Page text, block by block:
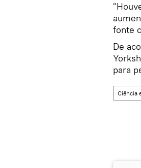
fonte
De
para
Ciência